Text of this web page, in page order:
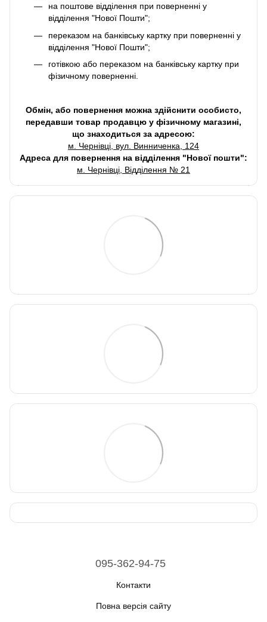
на поштове відділення при поверненні у
відділення "Нової Пошти";
переказом на банківську картку при поверненні у
відділення "Нової Пошти";
готівкою або переказом на банківську картку при
фізичному поверненні.
Обмін, або повернення можна здійснити особисто,
передавши товар продавцю у фізичному магазині,
що знаходиться за адресою:
м. Чернівці, вул. Винниченка, 124
Адреса для повернення на відділення "Нової пошти":
м. Чернівці, Відділення № 21
095-362-94-75
Контакти
Повна версія сайту